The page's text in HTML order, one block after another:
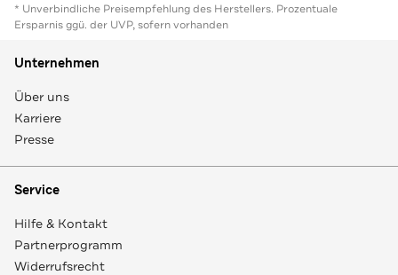
* Unverbindliche Preisempfehlung des Herstellers. Prozentuale
Ersparnis ggü. der UVP, sofern vorhanden
Unternehmen
Über uns
Karriere
Presse
Service
Hilfe & Kontakt
Partnerprogramm
Widerrufsrecht